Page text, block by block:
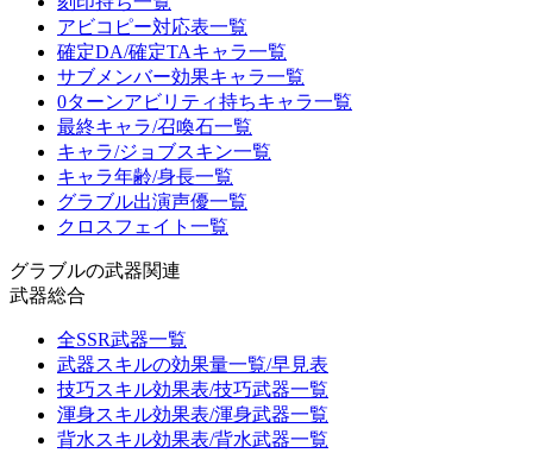
アビコピー対応表一覧
確定DA/確定TAキャラ一覧
サブメンバー効果キャラ一覧
0ターンアビリティ持ちキャラ一覧
最終キャラ/召喚石一覧
キャラ/ジョブスキン一覧
キャラ年齢/身長一覧
グラブル出演声優一覧
クロスフェイト一覧
グラブルの武器関連
武器総合
全SSR武器一覧
武器スキルの効果量一覧/早見表
技巧スキル効果表/技巧武器一覧
渾身スキル効果表/渾身武器一覧
背水スキル効果表/背水武器一覧